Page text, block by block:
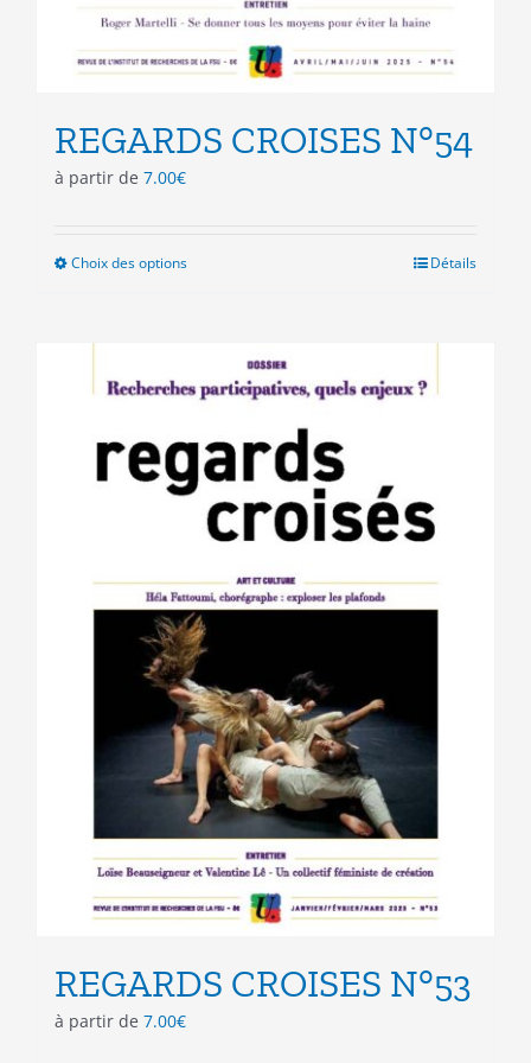
REGARDS CROISES N°54
à partir de 7.00€
Choix des optionsCe
variations.
Les
peuvent
être
choisies
sur
page
du
produit
Détails
REGARDS CROISES N°53
à partir de 7.00€